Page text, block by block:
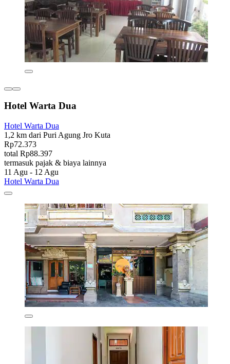
Hotel Warta Dua
Hotel Warta Dua
1,2 km dari Puri Agung Jro Kuta
Rp72.373
total Rp88.397
termasuk pajak & biaya lainnya
11 Agu - 12 Agu
Hotel Warta Dua